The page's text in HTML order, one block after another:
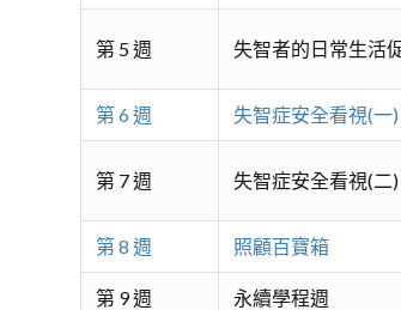
第 5 週 失智者的日常生活
第 6 週 失智症安全看視(一)
第 7 週 失智症安全看視(二)
第 8 週 照顧百寶箱
第 9 週 永續學程週